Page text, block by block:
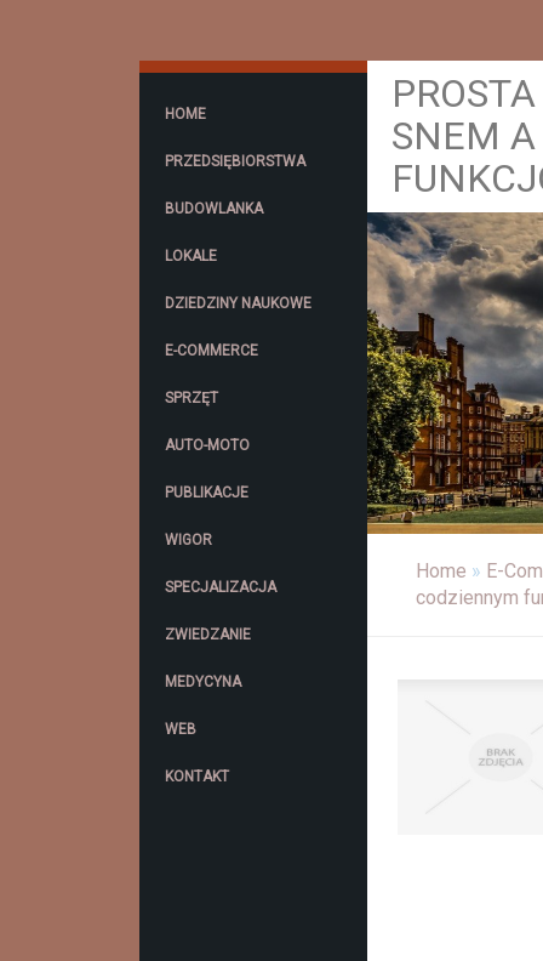
HOME
PRZEDSIĘBIORSTWA
BUDOWLANKA
LOKALE
DZIEDZINY NAUKOWE
E-COMMERCE
SPRZĘT
AUTO-MOTO
PUBLIKACJE
WIGOR
SPECJALIZACJA
ZWIEDZANIE
MEDYCYNA
WEB
KONTAKT
SNEM
Home » E-
codziennym